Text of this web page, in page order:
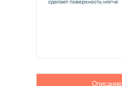
Описание